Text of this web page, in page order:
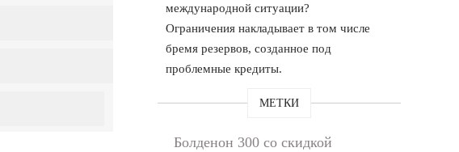
международной ситуации?
Ограничения накладывает в том числе
бремя резервов, созданное под
проблемные кредиты.
МЕТКИ
Болденон 300 со скидкой